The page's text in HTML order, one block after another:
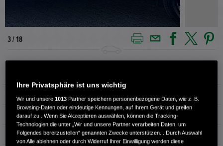
4 / 18
Kilometerstand 10.000 km
Kraftstoffart Super
Ihre Privatsphäre ist uns wichtig
Wir und unsere1013 Partner speichern personenbezogene Daten, wie z. B.
Browsing-Daten oder eindeutige Kennungen, auf Ihrem Gerät und greifen
darauf zu . Wenn Sie Akzeptieren auswählen, können die Tracking-
Technologien die unter „Wir und unsere Partner verarbeiten Daten, um
Folgendes bereitzustellen“ genannten Zwecke unterstützen. . Durch Auswahl
von Alle ablehnen oder durch Widerruf Ihrer Einwilligung werden diese